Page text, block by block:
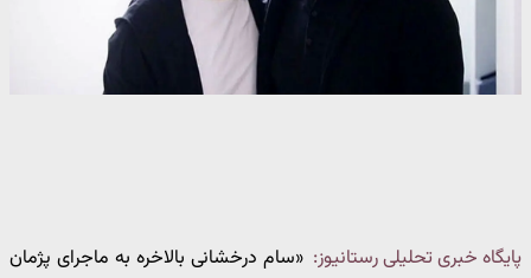
پایگاه خبری تحلیلی رستانیوز: «سام درخشانی بالاخره به ماجرای پژمان